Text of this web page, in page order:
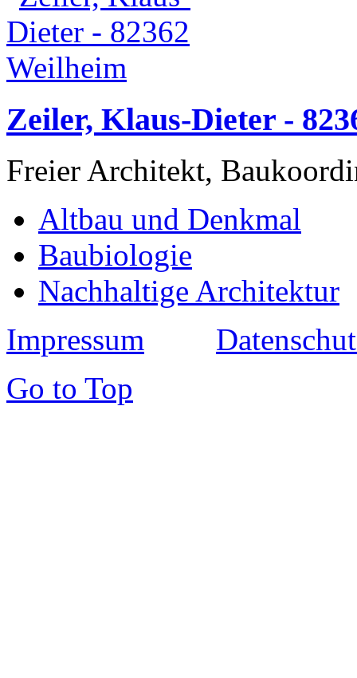
Zeiler, Klaus-Dieter -
Freier Architekt,
Altbau und Denkmal
Baubiologie
Nachhaltige Architektur
Impressum
Go to Top